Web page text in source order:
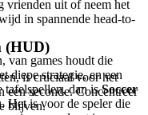
vrienden uit of neem het
in spannende head-to-
van games houdt die
diepe strategie, en een
tafelspellen, dan isSoccer
Het is voor de speler die
(HUD)
is cruciaal voor het
een seconde. Concentreer
blijven.